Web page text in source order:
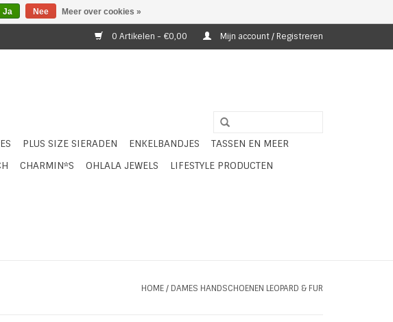
0 Artikelen - €0,00 Mijn account / Registreren
PLUS SIZE SIERADEN ENKELBANDJES
TASSEN EN MEER
CHARMIN*S OHLALA JEWELS
LIFESTYLE PRODUCTEN
HOME/ DAMES HANDSCHOENEN LEOPARD & FUR
Ja Nee Meer over cookies »